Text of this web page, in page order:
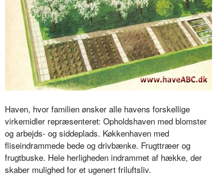
Haven, hvor familien ønsker alle havens forskellige
virkemidler repræsenteret: Opholdshaven med blomster
og arbejds- og siddeplads. Køkkenhaven med
fliseindrammede bede og drivbænke. Frugttræer og
frugtbuske. Hele herligheden indrammet af hække, der
skaber mulighed for et ugenert friluftsliv.